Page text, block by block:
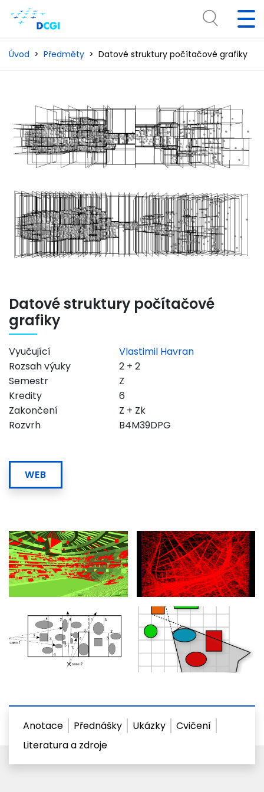
Úvod Předměty Datové struktury počítačové grafiky
Datové struktury počítačové
grafiky
Vyučující
Vlastimil Havran
Rozsah výuky
2 + 2
Semestr
Z
Kredity
6
Zakončení
Z + Zk
Rozvrh
B4M39DPG
WEB
Anotace Přednášky Ukázky
Cvičení
Literatura a zdroje